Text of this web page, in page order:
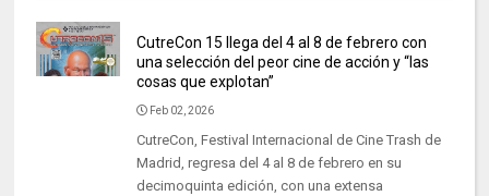
CutreCon 15 llega del 4 al 8 de febrero con
una selección del peor cine de acción y “las
cosas que explotan”
Feb 02, 2026
CutreCon, Festival Internacional de Cine Trash de
Madrid, regresa del 4 al 8 de febrero en su
decimoquinta edición, con una extensa